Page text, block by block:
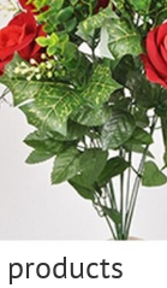
products